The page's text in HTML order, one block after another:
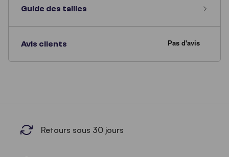
Guide des tailles
Avis clients
Retours sous 30 jours